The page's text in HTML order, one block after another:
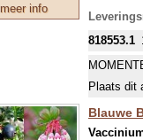
meer info
818553.1
Plaats dit
Blauwe